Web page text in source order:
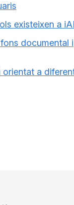
existeixen a
documental i
a